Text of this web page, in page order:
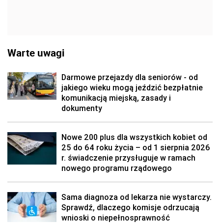
Warte uwagi
Darmowe przejazdy dla seniorów - od
jakiego wieku mogą jeździć bezpłatnie
komunikacją miejską, zasady i
dokumenty
Nowe 200 plus dla wszystkich kobiet od
25 do 64 roku życia – od 1 sierpnia 2026
r. świadczenie przysługuje w ramach
nowego programu rządowego
Sama diagnoza od lekarza nie wystarczy.
Sprawdź, dlaczego komisje odrzucają
wnioski o niepełnosprawność